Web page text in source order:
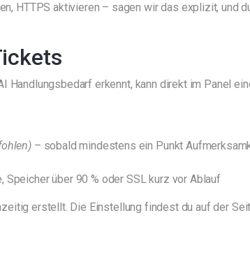
HTTPS aktivieren – sagen wir das explizit, und
Handlungsbedarf erkennt, kann direkt im Panel
– sobald mindestens ein Punkt
Speicher über 90 % oder SSL kurz vor Ablauf
erstellt. Die Einstellung findest du auf der